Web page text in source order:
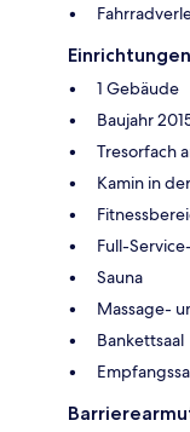
Einrichtungen
1 Gebäude
Baujahr
Tresorfach
Kamin in
Full-
Sauna
Massage-
Bankettsaal